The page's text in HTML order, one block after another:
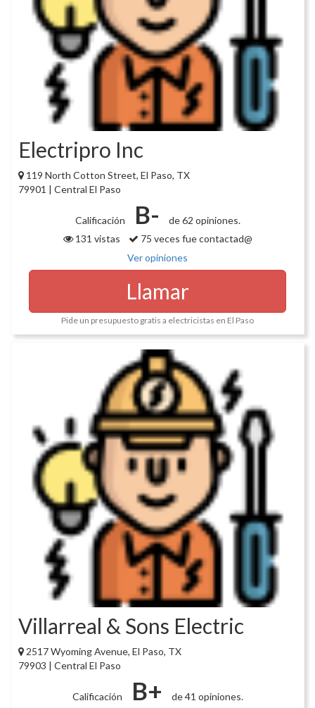
Electripro Inc
119 North Cotton Street, El Paso, TX
79901 | Central El Paso
Calificación B-
de 62 opiniones.
131 vistas
75 veces fue contactad@
Ver opiniones
Llamar
Pide un presupuesto gratis a electricistas en El Paso
Villarreal & Sons Electric
2517 Wyoming Avenue, El Paso, TX
79903 | Central El Paso
Calificación B+
de 41 opiniones.